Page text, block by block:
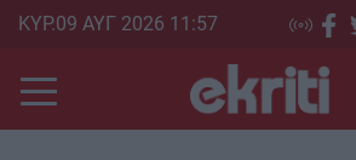
Skip
main
content
ΚΥΡ.09 ΑΥΓ 2026 11:57